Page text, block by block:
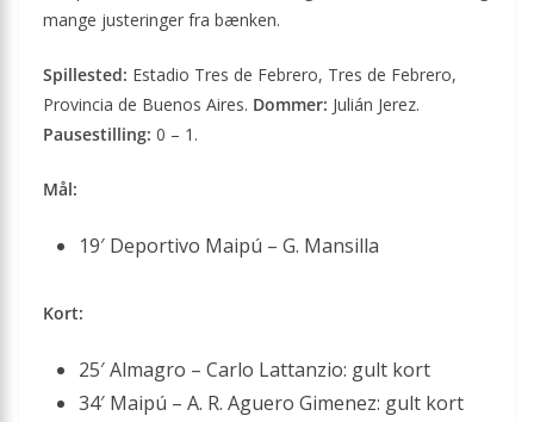
mange justeringer fra bænken.
Spillested: Estadio Tres de Febrero, Tres de Febrero,
Provincia de Buenos Aires. Dommer: Julián Jerez.
Pausestilling: 0 – 1.
Mål:
19′ Deportivo Maipú – G. Mansilla
Kort:
25′ Almagro – Carlo Lattanzio: gult kort
34′ Maipú – A. R. Aguero Gimenez: gult kort